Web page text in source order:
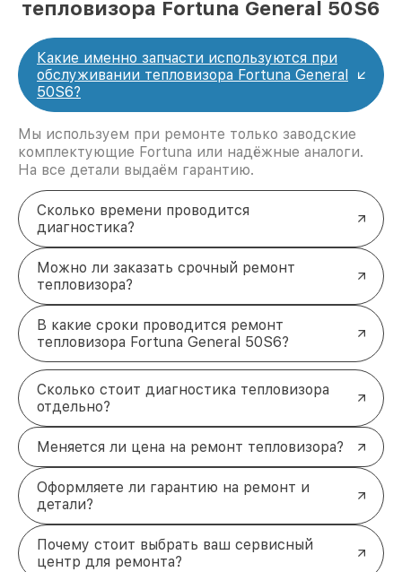
тепловизора Fortuna General 50S6
Какие именно запчасти используются при
обслуживании тепловизора Fortuna General
50S6?
Мы используем при ремонте только заводские
комплектующие Fortuna или надёжные аналоги.
На все детали выдаём гарантию.
Сколько времени проводится
диагностика?
Можно ли заказать срочный ремонт
тепловизора?
В какие сроки проводится ремонт
тепловизора Fortuna General 50S6?
Сколько стоит диагностика тепловизора
отдельно?
Меняется ли цена на ремонт тепловизора?
Оформляете ли гарантию на ремонт и
детали?
Почему стоит выбрать ваш сервисный
центр для ремонта?